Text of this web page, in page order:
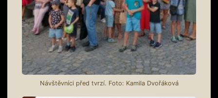
Návštěvníci před tvrzí. Foto: Kamila Dvořáková